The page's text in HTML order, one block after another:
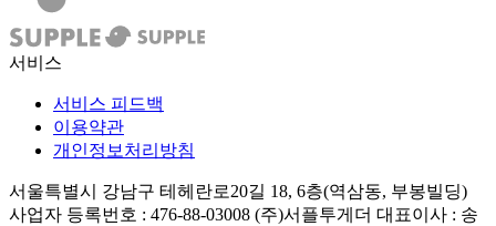
서비스
서비스 피드백
이용약관
개인정보처리방침
서울특별시 강남구 테헤란로20길 18, 6층(역삼동, 부봉빌딩)
사업자 등록번호 : 476-88-03008 (주)서플투게더 대표이사 : 송